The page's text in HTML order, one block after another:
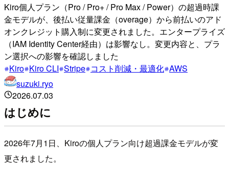
Kiro個人プラン（Pro / Pro+ / Pro Max / Power）の超過時課
金モデルが、後払い従量課金（overage）から前払いのアド
オンクレジット購入制に変更されました。エンタープライズ
（IAM Identity Center経由）は影響なし。変更内容と、プラ
ン選択への影響を確認しました
Kiro Kiro CLI Stripe コスト削減・最適化 AWS
suzuki.ryo
2026.07.03
はじめに
2026年7月1日、Kiroの個人プラン向け超過課金モデルが変
更されました。